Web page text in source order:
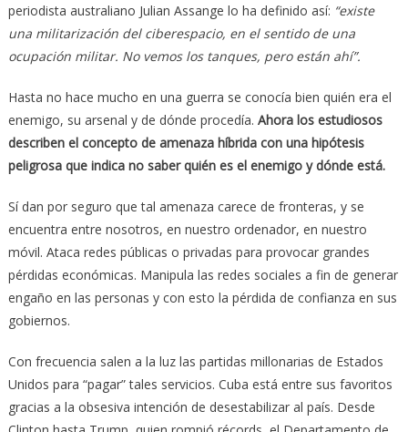
periodista australiano Julian Assange lo ha definido así: “existe
una militarización del ciberespacio, en el sentido de una
ocupación militar. No vemos los tanques, pero están ahí”.
Hasta no hace mucho en una guerra se conocía bien quién era el
enemigo, su arsenal y de dónde procedía. Ahora los estudiosos
describen el concepto de amenaza híbrida con una hipótesis
peligrosa que indica no saber quién es el enemigo y dónde está.
Sí dan por seguro que tal amenaza carece de fronteras, y se
encuentra entre nosotros, en nuestro ordenador, en nuestro
móvil. Ataca redes públicas o privadas para provocar grandes
pérdidas económicas. Manipula las redes sociales a fin de generar
engaño en las personas y con esto la pérdida de confianza en sus
gobiernos.
Con frecuencia salen a la luz las partidas millonarias de Estados
Unidos para “pagar” tales servicios. Cuba está entre sus favoritos
gracias a la obsesiva intención de desestabilizar al país. Desde